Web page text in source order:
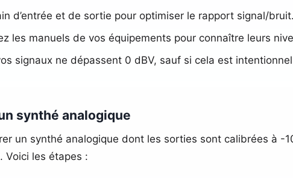
d’entrée et de sortie pour optimiser le rapport signal/bruit.
les manuels de vos équipements pour connaître leurs
signaux ne dépassent 0 dBV, sauf si cela est
synthé analogique
un synthé analogique dont les sorties sont calibrées à -
Voici les étapes :